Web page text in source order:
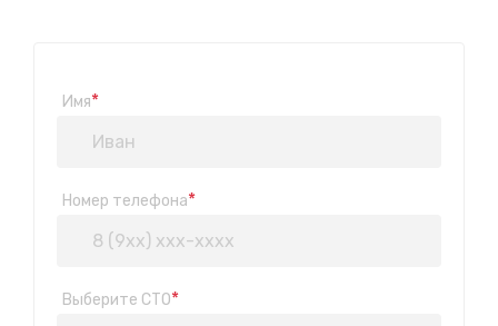
Имя*
Номер телефона*
Выберите СТО*